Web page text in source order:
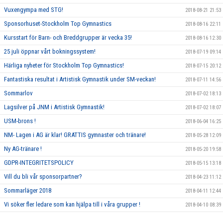
Vuxengympa med STG! 2018-08-21 21:53
Sponsorhuset-Stockholm Top Gymnastics 2018-08-16 22:11
Kursstart för Barn- och Breddgrupper är vecka 35! 2018-08-16 12:30
25 juli öppnar vårt bokningssystem! 2018-07-19 09:14
Härliga nyheter för Stockholm Top Gymnastics! 2018-07-15 20:12
Fantastiska resultat i Artistisk Gymnastik under SM-veckan! 2018-07-11 14:56
Sommarlov 2018-07-02 18:13
Lagsilver på JNM i Artistisk Gymnastik! 2018-07-02 18:07
USM-brons ! 2018-06-04 16:25
NM- Lagen i AG är klar! GRATTIS gymnaster och tränare! 2018-05-28 12:09
Ny AG-tränare ! 2018-05-20 19:58
GDPR-INTEGRITETSPOLICY 2018-05-15 13:18
Vill du bli vår sponsorpartner? 2018-04-23 11:12
Sommarläger 2018 2018-04-11 12:44
Vi söker fler ledare som kan hjälpa till i våra grupper ! 2018-04-10 08:39